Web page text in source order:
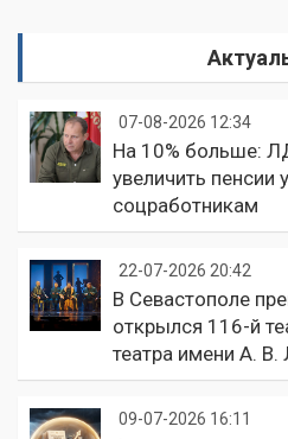
07-08-2026 12:34
На 10% больше:
увеличить пенсии
соцработникам
22-07-2026 20:42
В Севастополе
открылся 116-й
театра имени А. В.
09-07-2026 16:11